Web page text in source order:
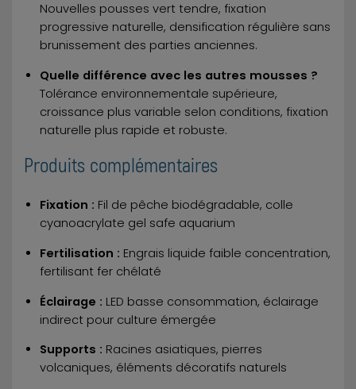
Nouvelles pousses vert tendre, fixation
progressive naturelle, densification régulière sans
brunissement des parties anciennes.
Quelle différence avec les autres mousses ?
Tolérance environnementale supérieure,
croissance plus variable selon conditions, fixation
naturelle plus rapide et robuste.
Produits complémentaires
Fixation : Fil de pêche biodégradable, colle
cyanoacrylate gel safe aquarium
Fertilisation : Engrais liquide faible concentration,
fertilisant fer chélaté
Éclairage : LED basse consommation, éclairage
indirect pour culture émergée
Supports : Racines asiatiques, pierres
volcaniques, éléments décoratifs naturels